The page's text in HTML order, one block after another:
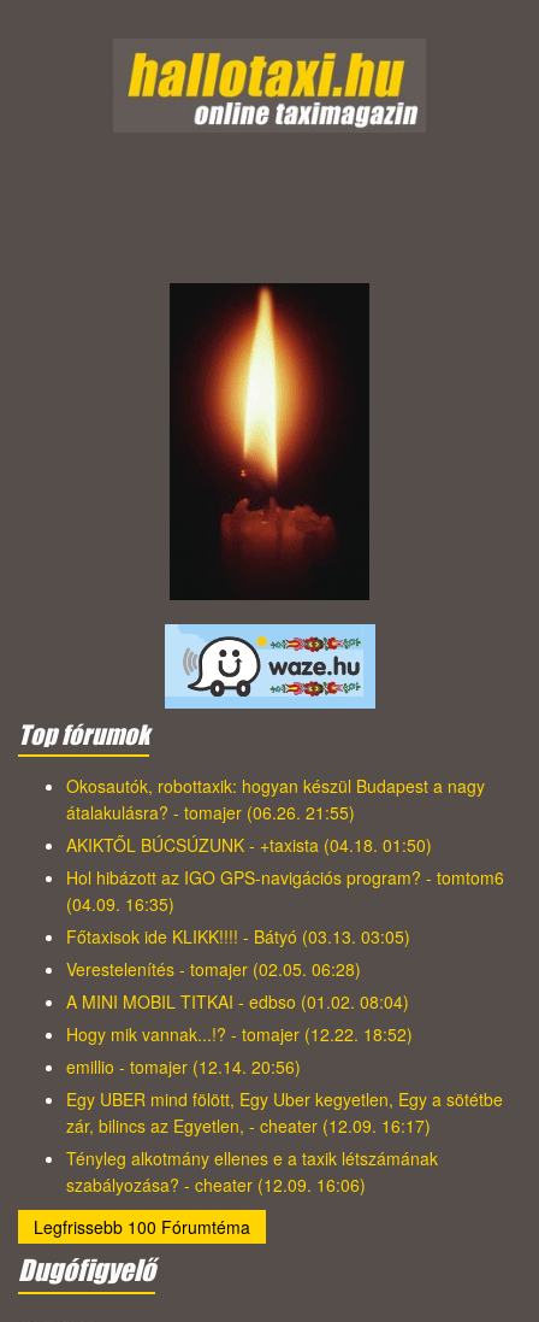
Top fórumok
Okosautók, robottaxik: hogyan készül Budapest a nagy
átalakulásra? - tomajer (06.26. 21:55)
AKIKTŐL BÚCSÚZUNK - +taxista (04.18. 01:50)
Hol hibázott az IGO GPS-navigációs program? - tomtom6
(04.09. 16:35)
Főtaxisok ide KLIKK!!!! - Bátyó (03.13. 03:05)
Verestelenítés - tomajer (02.05. 06:28)
A MINI MOBIL TITKAI - edbso (01.02. 08:04)
Hogy mik vannak...!? - tomajer (12.22. 18:52)
emillio - tomajer (12.14. 20:56)
Egy UBER mind fölött, Egy Uber kegyetlen, Egy a sötétbe
zár, bilincs az Egyetlen, - cheater (12.09. 16:17)
Tényleg alkotmány ellenes e a taxik létszámának
szabályozása? - cheater (12.09. 16:06)
Legfrissebb 100 Fórumtéma
Dugófigyelő